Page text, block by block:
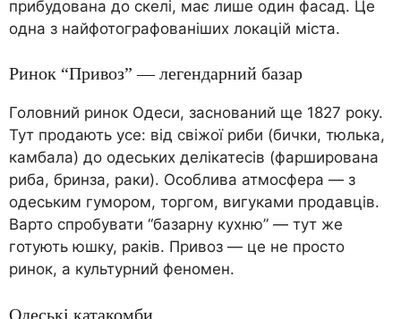
прибудована до скелі, має лише один фасад. Це
одна з найфотографованіших локацій міста.
Ринок “Привоз” — легендарний базар
Головний ринок Одеси, заснований ще 1827 року.
Тут продають усе: від свіжої риби (бички, тюлька,
камбала) до одеських делікатесів (фарширована
риба, бринза, раки). Особлива атмосфера — з
одеським гумором, торгом, вигуками продавців.
Варто спробувати “базарну кухню” — тут же
готують юшку, раків. Привоз — це не просто
ринок, а культурний феномен.
Одеські катакомби